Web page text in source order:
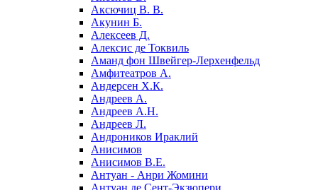
Аксючиц В. В.
Акунин Б.
Алексеев Д.
Алексис де Токвиль
Аманд фон Швейгер-Лерхенфельд
Амфитеатров А.
Андерсен Х.К.
Андреев А.
Андреев А.Н.
Андреев Л.
Андроников Ираклий
Анисимов
Анисимов В.Е.
Антуан - Анри Жомини
Антуан де Сент-Экзюпери